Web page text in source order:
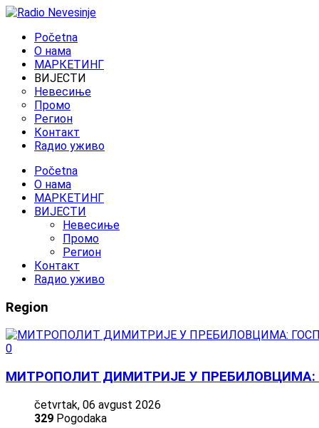
Početna
O нама
МАРКЕТИНГ
ВИЈЕСТИ
Невесиње
Промо
Регион
Контакт
Rадио уживо
Početna
O нама
МАРКЕТИНГ
ВИЈЕСТИ
Невесиње
Промо
Регион
Контакт
Rадио уживо
Region
0
МИТРОПОЛИТ ДИМИТРИЈЕ У
četvrtak, 06 avgust 2026
329 Pogodaka